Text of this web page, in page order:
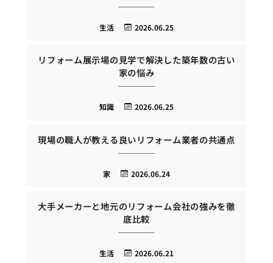
2026.06.25
生活
リフォーム展示場の見学で解決した築年数の古い
家の悩み
2026.06.25
知識
現場の職人が教える良いリフォーム業者の共通点
2026.06.24
家
大手メーカーと地元のリフォーム会社の強みを徹
底比較
2026.06.21
生活